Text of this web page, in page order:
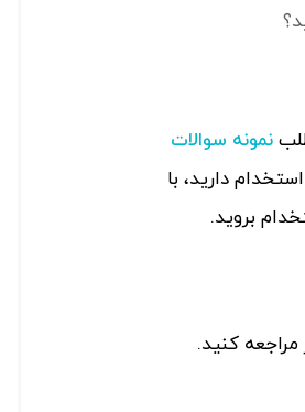
نمونه سوالات
دارید، با
بروید.
کنید.